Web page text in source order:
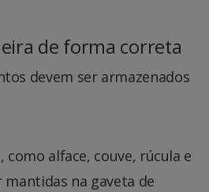
de forma correta
devem ser armazenados
como alface, couve, rúcula e
na gaveta de